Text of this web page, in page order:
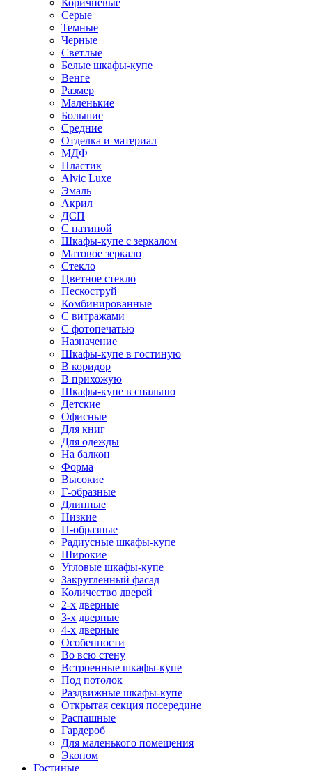
Коричневые
Серые
Темные
Черные
Светлые
Белые шкафы-купе
Венге
Размер
Маленькие
Большие
Средние
Отделка и материал
МДФ
Пластик
Alvic Luxe
Эмаль
Акрил
ДСП
С патиной
Шкафы-купе с зеркалом
Матовое зеркало
Стекло
Цветное стекло
Пескоструй
Комбинированные
С витражами
С фотопечатью
Назначение
Шкафы-купе в гостиную
В коридор
В прихожую
Шкафы-купе в спальню
Детские
Офисные
Для книг
Для одежды
На балкон
Форма
Высокие
Г-образные
Длинные
Низкие
П-образные
Радиусные шкафы-купе
Широкие
Угловые шкафы-купе
Закругленный фасад
Количество дверей
2-х дверные
3-х дверные
4-х дверные
Особенности
Во всю стену
Встроенные шкафы-купе
Под потолок
Раздвижные шкафы-купе
Открытая секция посередине
Распашные
Гардероб
Для маленького помещения
Эконом
Гостиные